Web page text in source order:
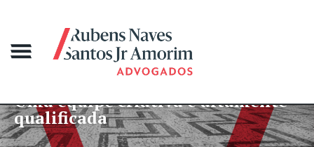
equipe criativa e altamente